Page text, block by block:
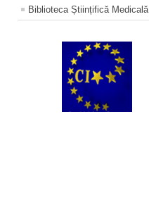
Biblioteca Științifică Medicală